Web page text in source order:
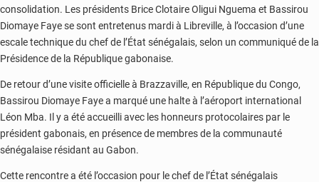
consolidation. Les présidents Brice Clotaire Oligui Nguema et Bassirou
Diomaye Faye se sont entretenus mardi à Libreville, à l’occasion d’une
escale technique du chef de l’État sénégalais, selon un communiqué de la
Présidence de la République gabonaise.
De retour d’une visite officielle à Brazzaville, en République du Congo,
Bassirou Diomaye Faye a marqué une halte à l’aéroport international
Léon Mba. Il y a été accueilli avec les honneurs protocolaires par le
président gabonais, en présence de membres de la communauté
sénégalaise résidant au Gabon.
Cette rencontre a été l’occasion pour le chef de l’État sénégalais